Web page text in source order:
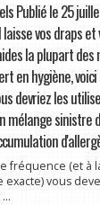
Publié le 25
vos draps et
la plupart des
en hygiène,
devriez les
mélange sinistre
fréquence (et à
vous